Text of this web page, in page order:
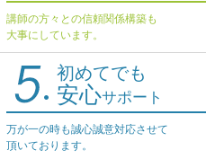
講師の方々との信頼関係構築も
大事にしています。
初めてでも
安心サポート
万が一の時も誠心誠意対応させて
頂いております。